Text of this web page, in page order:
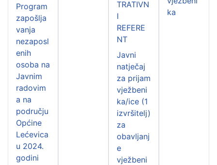
Program
zapošlja
vanja
nezaposl
enih
osoba na
Javnim
radovim
a na
području
Općine
Lećevica
u 2024.
godini
TRATIVN
I
REFERE
NT
Javni
natječaj
za prijam
vježbeni
ka/ice (1
izvršitelj)
za
obavljanj
e
vježbeni
ka